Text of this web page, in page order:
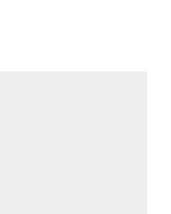
インを拾わな